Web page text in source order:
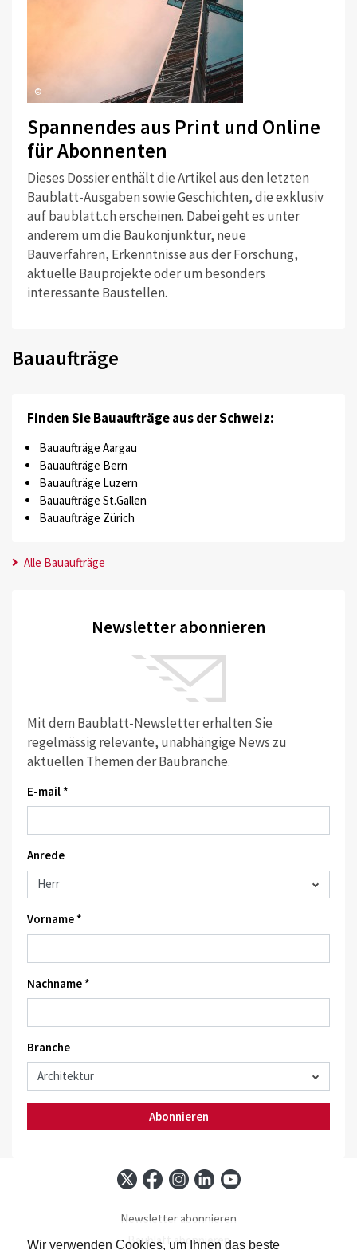
Wir verwenden Cookies, um Ihnen das beste
©
Spannendes aus Print und Online
für Abonnenten
Dieses Dossier enthält die Artikel aus den letzten
Baublatt-Ausgaben sowie Geschichten, die exklusiv
auf baublatt.ch erscheinen. Dabei geht es unter
anderem um die Baukonjunktur, neue
Bauverfahren, Erkenntnisse aus der Forschung,
aktuelle Bauprojekte oder um besonders
interessante Baustellen.
Bauaufträge
Finden Sie Bauaufträge aus der Schweiz:
Bauaufträge Aargau
Bauaufträge Bern
Bauaufträge Luzern
Bauaufträge St.Gallen
Bauaufträge Zürich
Alle Bauaufträge
Newsletter abonnieren
Mit dem Baublatt-Newsletter erhalten Sie
regelmässig relevante, unabhängige News zu
aktuellen Themen der Baubranche.
E-mail *
Anrede
Vorname *
Nachname *
Branche
Abonnieren
Newsletter abonnieren
Baublatt abonnieren